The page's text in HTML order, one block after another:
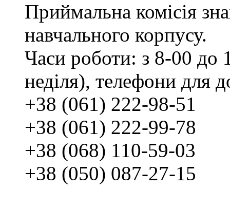
Приймальна комісія
навчального корпусу.
Часи роботи: з 8-00 до
неділя), телефони для
+38 (061) 222-98-51
+38 (061) 222-99-78
+38 (068) 110-59-03
+38 (050) 087-27-15